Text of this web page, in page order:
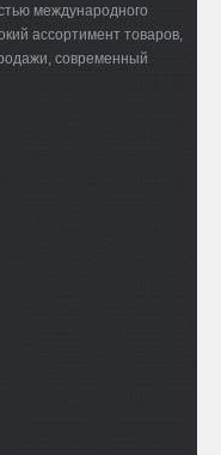
международного
ассортимент товаров,
современный